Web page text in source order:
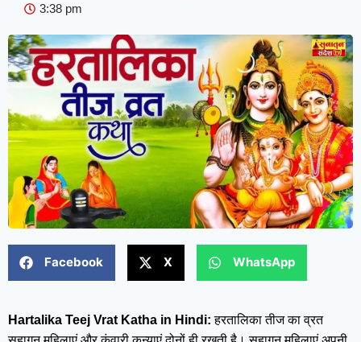
3:38 pm
Facebook X WhatsApp
Hartalika Teej Vrat Katha in Hindi: हरतालिका तीज का व्रत